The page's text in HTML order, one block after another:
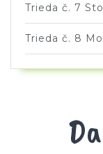
Trieda č. 7
Trieda č. 8